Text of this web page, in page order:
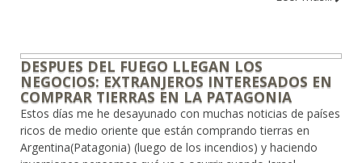
DESPUES DEL FUEGO LLEGAN LOS
NEGOCIOS: EXTRANJEROS INTERESADOS EN
COMPRAR TIERRAS EN LA PATAGONIA
Estos días me he desayunado con muchas noticias de países
ricos de medio oriente que están comprando tierras en
Argentina(Patagonia) (luego de los incendios) y haciendo